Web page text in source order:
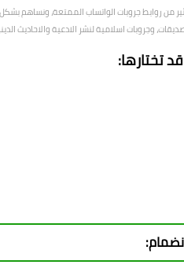
من روابط جروبات الواتساب الممتعة، ونساهم
وجروبات اسلامية لنشر الادعية والاحاديث
تختارها: